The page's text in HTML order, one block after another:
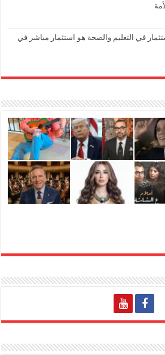
في التعليم والصحة هو استثمار مباشر في